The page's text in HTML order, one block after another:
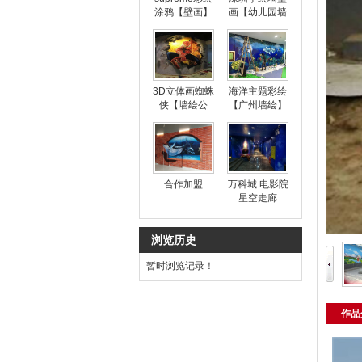
涂鸦【壁画】
画【幼儿园墙
3D立体画蜘蛛
侠【墙绘公
海洋主题彩绘
【广州墙绘】
合作加盟
万科城 电影院
星空走廊
浏览历史
暂时浏览记录！
作